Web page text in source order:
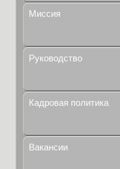
Миссия
Руководство
Кадровая политика
Вакансии